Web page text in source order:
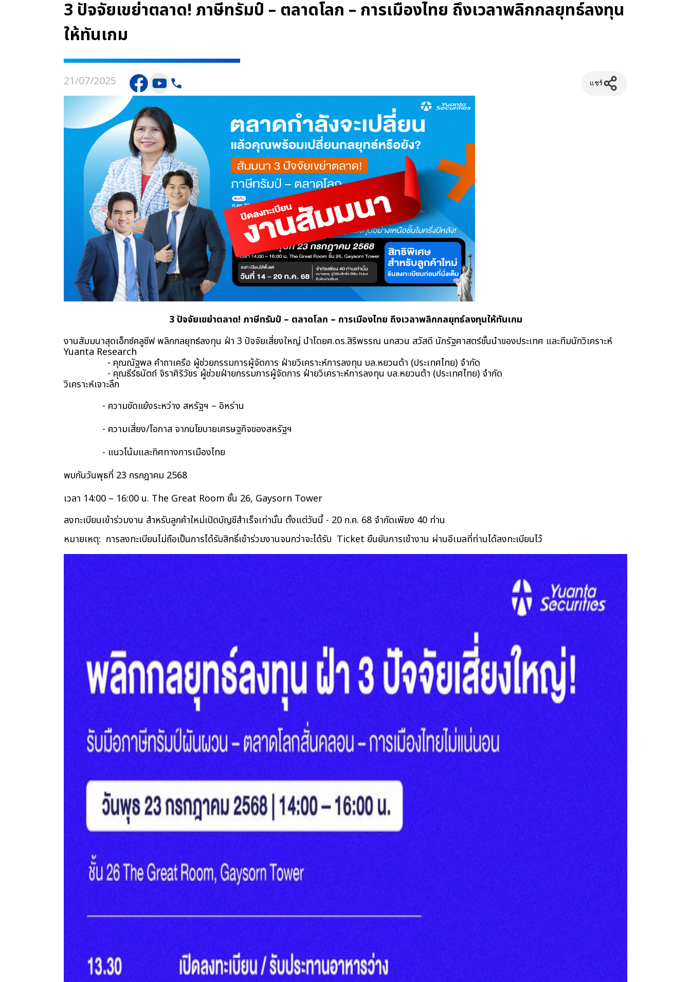
3 ปัจจัยเขย่าตลาด! ภาษีทรัมป์ – ตลาดโลก – การเมืองไทย ถึงเวลาพลิกกลยุทธ์ลงทุน
ให้ทันเกม
21/07/2025 แชร์
3 ปัจจัยเขย่าตลาด! ภาษีทรัมป์ – ตลาดโลก – การเมืองไทย ถึงเวลาพลิกกลยุทธ์ลงทุนให้ทันเกม
งานสัมมนาสุดเอ็กซ์คลูซีฟ พลิกกลยุทธ์ลงทุน ฝ่า 3 ปัจจัยเสี่ยงใหญ่ นำโดยศ.ดร.สิริพรรณ นกสวน สวัสดี นักรัฐศาสตร์ชั้นนำของประเทศ และทีมนักวิเคราะห์
Yuanta Research
                 - คุณณัฐพล คำถาเครือ ผู้ช่วยกรรมการผู้จัดการ ฝ่ายวิเคราะห์การลงทุน บล.หยวนต้า (ประเทศไทย) จำกัด
                 - คุณธีร์ธนัตถ์ จิราศิริวัชร ผู้ช่วยฝ่ายกรรมการผู้จัดการ ฝ่ายวิเคราะห์การลงทุน บล.หยวนต้า (ประเทศไทย) จำกัด
วิเคราะห์เจาะลึก
               - ความขัดแย้งระหว่าง สหรัฐฯ – อิหร่าน
               - ความเสี่ยง/โอกาส จากนโยบายเศรษฐกิจของสหรัฐฯ
               - แนวโน้มและทิศทางการเมืองไทย
พบกันวันพุธที่ 23 กรกฎาคม 2568
เวลา 14:00 – 16:00 น. The Great Room ชั้น 26, Gaysorn Tower
ลงทะเบียนเข้าร่วมงาน สำหรับลูกค้าใหม่เปิดบัญชีสำเร็จเท่านั้น ตั้งแต่วันนี้ - 20 ก.ค. 68 จำกัดเพียง 40 ท่าน
หมายเหตุ:  การลงทะเบียนไม่ถือเป็นการได้รับสิทธิ์เข้าร่วมงานจนกว่าจะได้รับ  Ticket ยืนยันการเข้างาน ผ่านอีเมลที่ท่านได้ลงทะเบียนไว้